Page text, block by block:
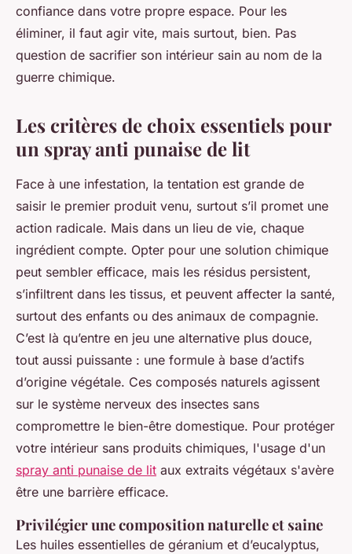
confiance dans votre propre espace. Pour les
éliminer, il faut agir vite, mais surtout, bien. Pas
question de sacrifier son intérieur sain au nom de la
guerre chimique.
Les critères de choix essentiels pour
un spray anti punaise de lit
Face à une infestation, la tentation est grande de
saisir le premier produit venu, surtout s’il promet une
action radicale. Mais dans un lieu de vie, chaque
ingrédient compte. Opter pour une solution chimique
peut sembler efficace, mais les résidus persistent,
s’infiltrent dans les tissus, et peuvent affecter la santé,
surtout des enfants ou des animaux de compagnie.
C’est là qu’entre en jeu une alternative plus douce,
tout aussi puissante : une formule à base d’actifs
d’origine végétale. Ces composés naturels agissent
sur le système nerveux des insectes sans
compromettre le bien-être domestique. Pour protéger
votre intérieur sans produits chimiques, l'usage d'un
spray anti punaise de lit aux extraits végétaux s'avère
être une barrière efficace.
Privilégier une composition naturelle et saine
Les huiles essentielles de géranium et d’eucalyptus,